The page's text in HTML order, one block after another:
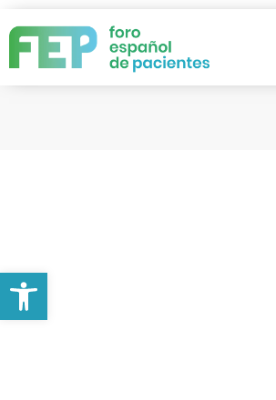
Abrir barra de herramientas